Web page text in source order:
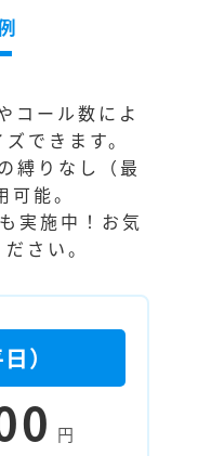
コール数によ
できます。
縛りなし（最
能。
実施中！お気
さい。
）
円